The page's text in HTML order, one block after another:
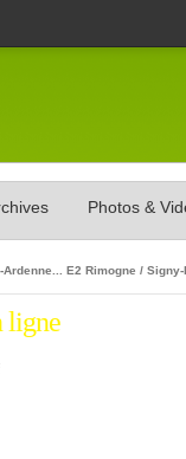
Photos &
E2 Rimogne /
ligne